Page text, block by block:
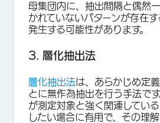
母集団内に、抽出間隔と偶然
かれていないパターンが存在
発生する可能性があります。
3. 層化抽出法
層化抽出法は、あらかじめ定
とに無作為抽出を行う手法で
が測定対象と強く関連してい
したい場合に有用で、その理